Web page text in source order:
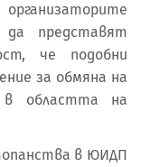
организаторите
представят
че подобни
за обмяна на
областта на
в ЮИДП